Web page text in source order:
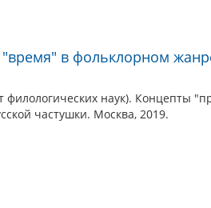
в фольклорном
филологических наук). Концепты
частушки. Москва, 2019.